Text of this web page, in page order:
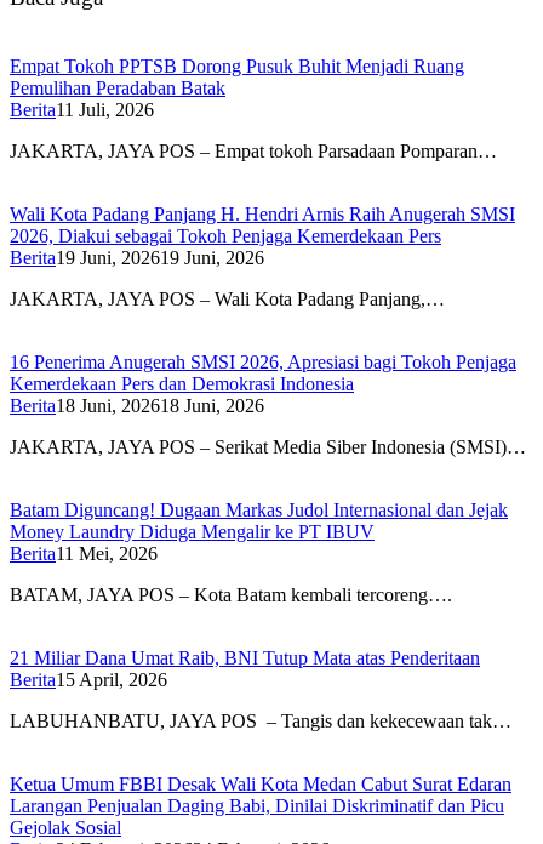
Empat Tokoh PPTSB Dorong Pusuk Buhit Menjadi Ruang
Pemulihan Peradaban Batak
Berita11 Juli, 2026
JAKARTA, JAYA POS – Empat tokoh Parsadaan Pomparan…
Wali Kota Padang Panjang H. Hendri Arnis Raih Anugerah SMSI
2026, Diakui sebagai Tokoh Penjaga Kemerdekaan Pers
Berita19 Juni, 202619 Juni, 2026
JAKARTA, JAYA POS – Wali Kota Padang Panjang,…
16 Penerima Anugerah SMSI 2026, Apresiasi bagi Tokoh Penjaga
Kemerdekaan Pers dan Demokrasi Indonesia
Berita18 Juni, 202618 Juni, 2026
JAKARTA, JAYA POS – Serikat Media Siber Indonesia (SMSI)…
Batam Diguncang! Dugaan Markas Judol Internasional dan Jejak
Money Laundry Diduga Mengalir ke PT IBUV
Berita11 Mei, 2026
BATAM, JAYA POS – Kota Batam kembali tercoreng….
21 Miliar Dana Umat Raib, BNI Tutup Mata atas Penderitaan
Berita15 April, 2026
LABUHANBATU, JAYA POS – Tangis dan kekecewaan tak…
Ketua Umum FBBI Desak Wali Kota Medan Cabut Surat Edaran
Larangan Penjualan Daging Babi, Dinilai Diskriminatif dan Picu
Gejolak Sosial